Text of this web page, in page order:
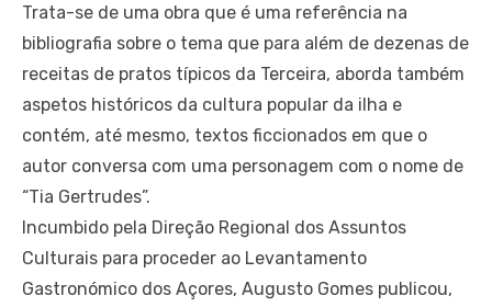
Trata-se de uma obra que é uma referência na
bibliografia sobre o tema que para além de dezenas de
receitas de pratos típicos da Terceira, aborda também
aspetos históricos da cultura popular da ilha e
contém, até mesmo, textos ficcionados em que o
autor conversa com uma personagem com o nome de
“Tia Gertrudes”.
Incumbido pela Direção Regional dos Assuntos
Culturais para proceder ao Levantamento
Gastronómico dos Açores, Augusto Gomes publicou,